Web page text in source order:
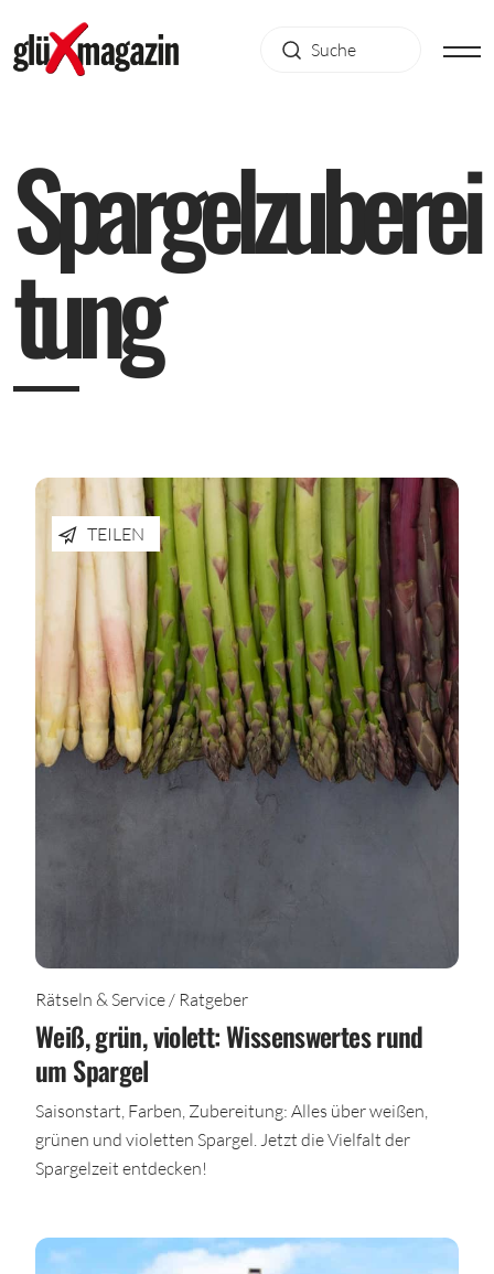
Spargelzuberei
tung
TEILEN
Rätseln & Service / Ratgeber
Weiß, grün, violett: Wissenswertes rund
um Spargel
Saisonstart, Farben, Zubereitung: Alles über weißen,
grünen und violetten Spargel. Jetzt die Vielfalt der
Spargelzeit entdecken!